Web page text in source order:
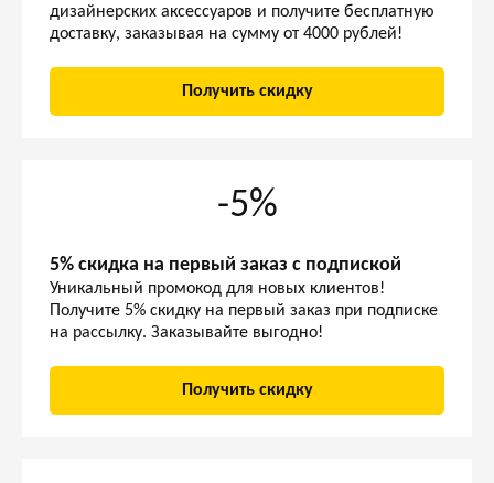
дизайнерских аксессуаров и получите бесплатную
доставку, заказывая на сумму от 4000 рублей!
Получить скидку
-5%
5% скидка на первый заказ с подпиской
Уникальный промокод для новых клиентов!
Получите 5% скидку на первый заказ при подписке
на рассылку. Заказывайте выгодно!
Получить скидку